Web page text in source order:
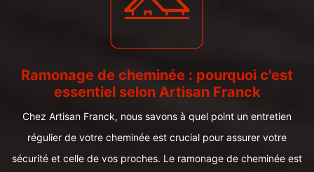
Ramonage de cheminée : pourquoi c'est
essentiel selon Artisan Franck
Chez Artisan Franck, nous savons à quel point un entretien
régulier de votre cheminée est crucial pour assurer votre
sécurité et celle de vos proches. Le ramonage de cheminée est